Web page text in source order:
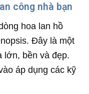
công nhà bạn
hoa lan hồ
Đây là một
lớn, bền và đẹp.
áp dụng các kỹ